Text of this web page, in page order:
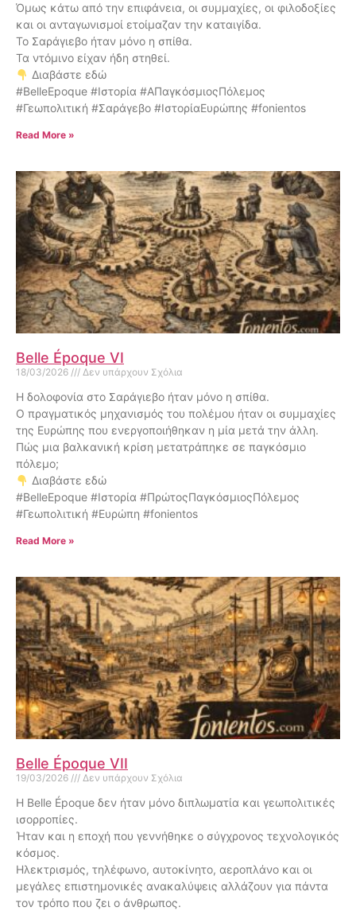
Όμως κάτω από την επιφάνεια, οι συμμαχίες, οι φιλοδοξίες
και οι ανταγωνισμοί ετοίμαζαν την καταιγίδα.
Το Σαράγιεβο ήταν μόνο η σπίθα.
Τα ντόμινο είχαν ήδη στηθεί.
Διαβάστε εδώ
#BelleEpoque #Ιστορία #ΑΠαγκόσμιοςΠόλεμος
#Γεωπολιτική #Σαράγεβο #ΙστορίαΕυρώπης #fonientos
Read More »
Belle Époque VI
18/03/2026 Δεν υπάρχουν Σχόλια
Η δολοφονία στο Σαράγιεβο ήταν μόνο η σπίθα.
Ο πραγματικός μηχανισμός του πολέμου ήταν οι συμμαχίες
της Ευρώπης που ενεργοποιήθηκαν η μία μετά την άλλη.
Πώς μια βαλκανική κρίση μετατράπηκε σε παγκόσμιο
πόλεμο;
Διαβάστε εδώ
#BelleEpoque #Ιστορία #ΠρώτοςΠαγκόσμιοςΠόλεμος
#Γεωπολιτική #Ευρώπη #fonientos
Read More »
Belle Époque VII
19/03/2026 Δεν υπάρχουν Σχόλια
Η Belle Époque δεν ήταν μόνο διπλωματία και γεωπολιτικές
ισορροπίες.
Ήταν και η εποχή που γεννήθηκε ο σύγχρονος τεχνολογικός
κόσμος.
Ηλεκτρισμός, τηλέφωνο, αυτοκίνητο, αεροπλάνο και οι
μεγάλες επιστημονικές ανακαλύψεις αλλάζουν για πάντα
τον τρόπο που ζει ο άνθρωπος.